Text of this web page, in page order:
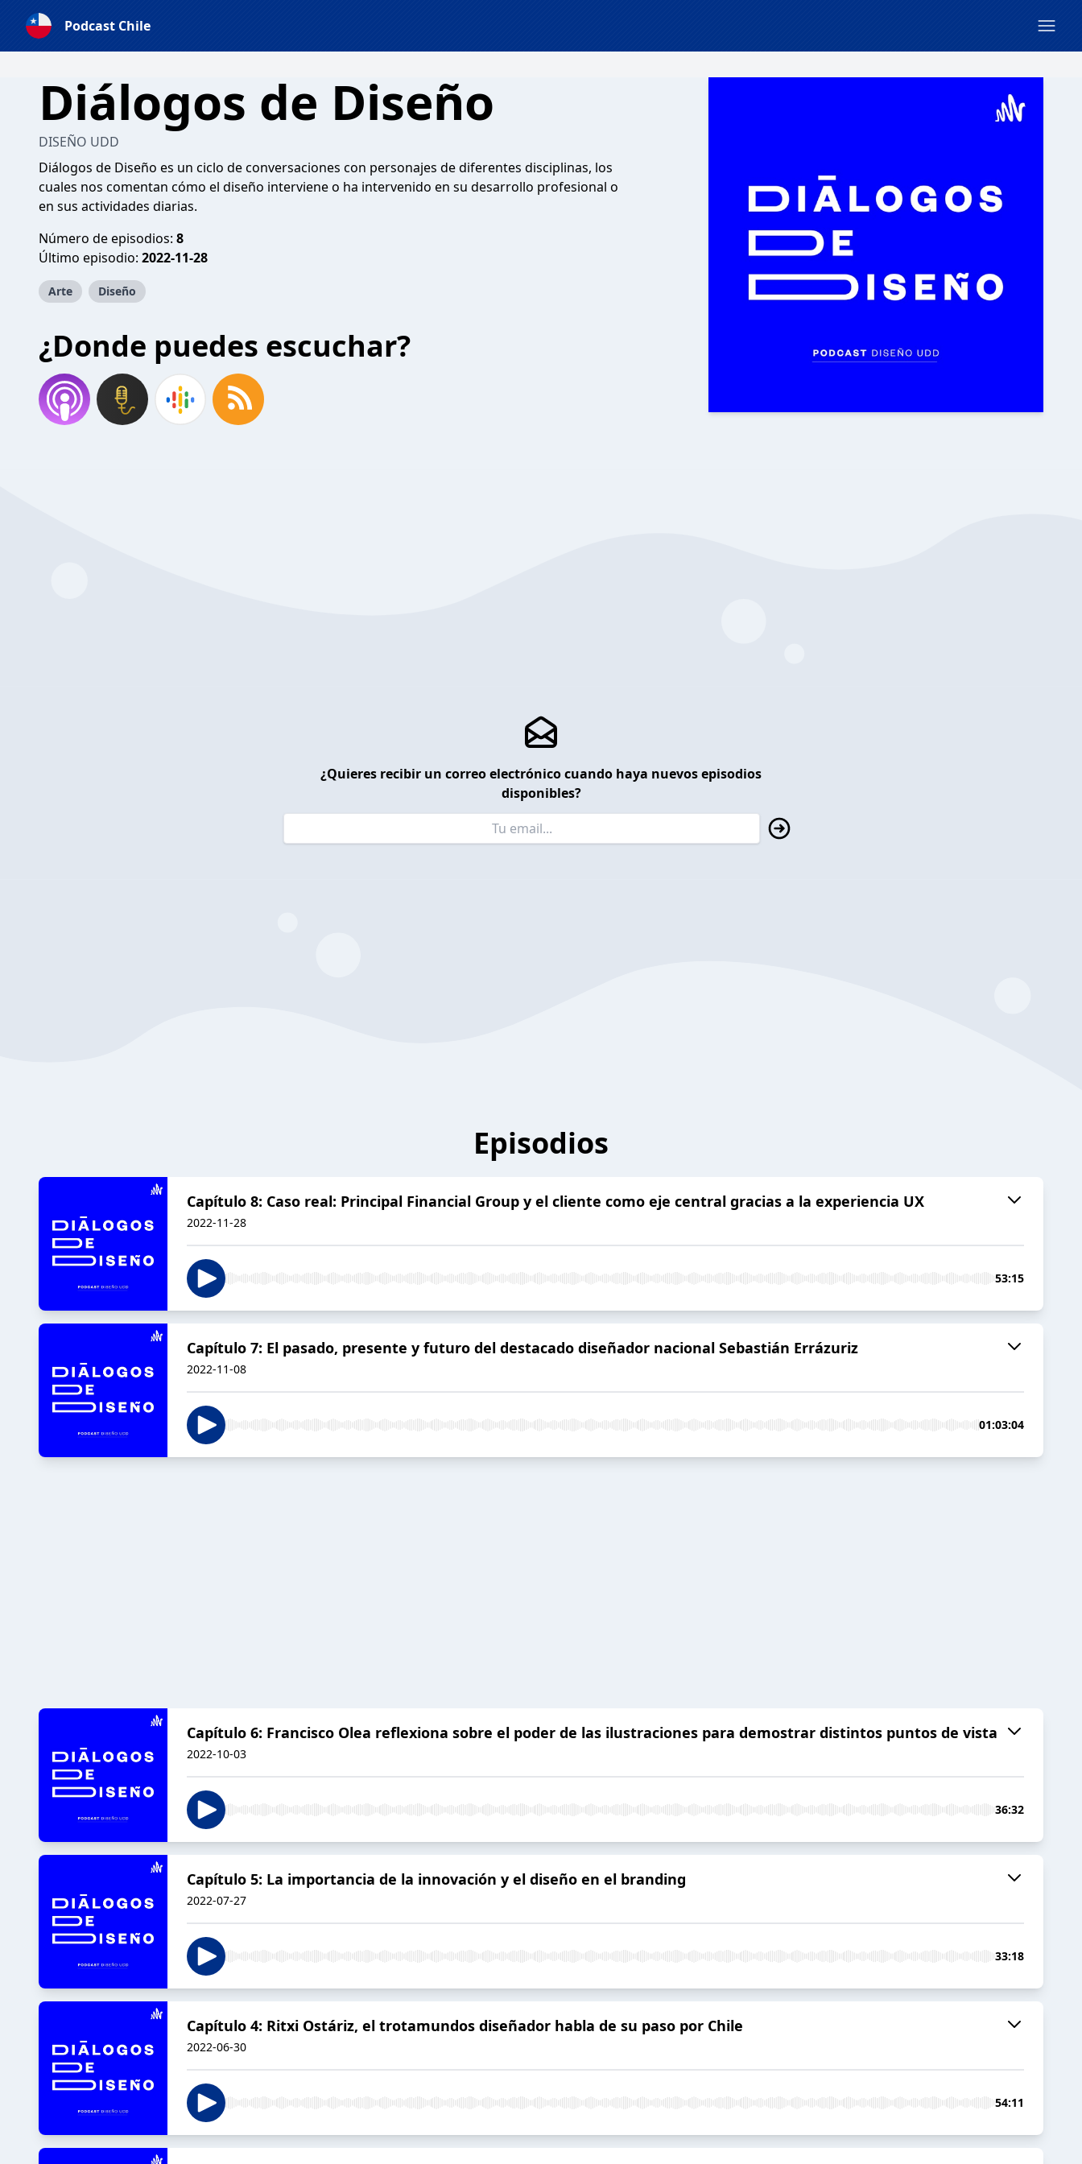
Podcast Chile
Diálogos de Diseño
DISEÑO UDD
Diálogos de Diseño es un ciclo de conversaciones con personajes de diferentes disciplinas, los
cuales nos comentan cómo el diseño interviene o ha intervenido en su desarrollo profesional o
en sus actividades diarias.
Número de episodios: 8
Último episodio: 2022-11-28
Arte Diseño
¿Donde puedes escuchar?
¿Quieres recibir un correo electrónico cuando haya nuevos episodios
disponibles?
Episodios
Capítulo 8: Caso real: Principal Financial Group y el cliente como eje central gracias a la experiencia UX
2022-11-28
53:15
Capítulo 7: El pasado, presente y futuro del destacado diseñador nacional Sebastián Errázuriz
2022-11-08
01:03:04
Capítulo 6: Francisco Olea reflexiona sobre el poder de las ilustraciones para demostrar distintos puntos de vista
2022-10-03
36:32
Capítulo 5: La importancia de la innovación y el diseño en el branding
2022-07-27
33:18
Capítulo 4: Ritxi Ostáriz, el trotamundos diseñador habla de su paso por Chile
2022-06-30
54:11